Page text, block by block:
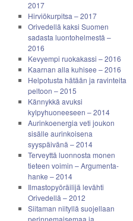
2017
Hirviökurpitsa – 2017
Orivedellä kaksi Suomen
sadasta luontohelmestä –
2016
Kevyempi ruokakassi – 2016
Kaarnan alla kuhisee – 2016
Helpotusta hätään ja ravinteita
peltoon – 2015
Kännykkä avuksi
kylpyhuoneeseen – 2014
Aurinkoenergia veti joukon
sisälle aurinkoisena
syyspäivänä – 2014
Terveyttä luonnosta monen
tieteen voimin – Argumenta-
hanke – 2014
Ilmastopyöräilijä levähti
Orivedellä – 2012
Siitaman niityllä suojellaan
perinnemaisemaa ja